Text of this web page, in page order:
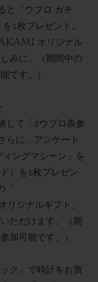
と「 ウブロ ガチ
を 1枚プレゼント。
オリジナル
みに 。 （期 間中の
です。）
して「 #ウブロ表参
らに、
アンケート
ィングマシーン 」を
）を1枚プレゼン
オリジナルギフト
ただけます。
（期
加可能です。）
ク」で時計をお買